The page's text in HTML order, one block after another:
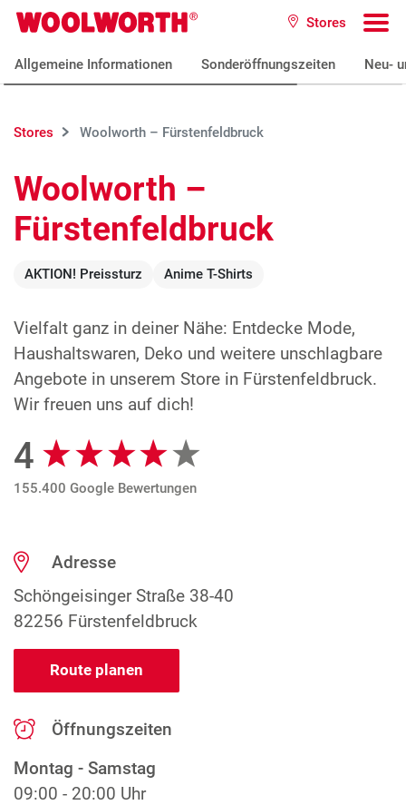
Zum Hauptinhalt
Woolworth GmbH Stores
Allgemeine Informationen Sonderöffnungszeiten Neu-
Stores Woolworth – Fürstenfeldbruck
Woolworth –
Fürstenfeldbruck
AKTION! Preissturz Anime T-Shirts
Vielfalt ganz in deiner Nähe: Entdecke Mode,
Haushaltswaren, Deko und weitere unschlagbare
Angebote in unserem Store in Fürstenfeldbruck.
Wir freuen uns auf dich!
Google Bewertungen
4
155.400 Google Bewertungen
Adresse
Schöngeisinger Straße 38-40
82256 Fürstenfeldbruck
Route planen
Öffnungszeiten
Montag - Samstag
09:00 - 20:00 Uhr